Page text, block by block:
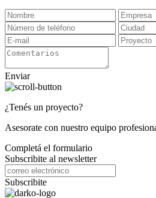
Enviar
¿Tenés un proyecto?
Asesorate con nuestro equipo
Completá el formulario
Subscribite al newsletter
Subscribite